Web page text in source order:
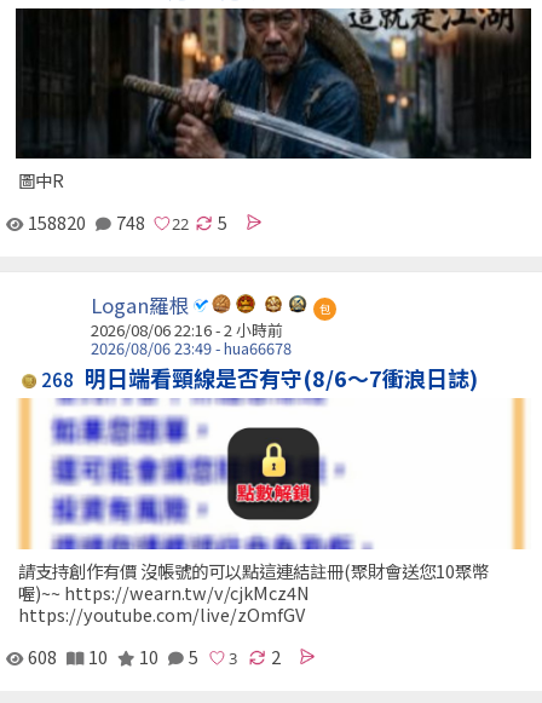
圖中R
158820
748 5
Logan羅根 包
2026/08/06 22:16 -2 小時前
2026/08/06 23:49 - hua66678
268 明日端看頸線是否有守(8/6～7衝浪日誌)
請支持創作有價 沒帳號的可以點這連結註冊(聚財會送您10聚幣
喔)~~ https://wearn.tw/v/cjkMcz4N
https://youtube.com/live/zOmfGV
608
10 10 5 2